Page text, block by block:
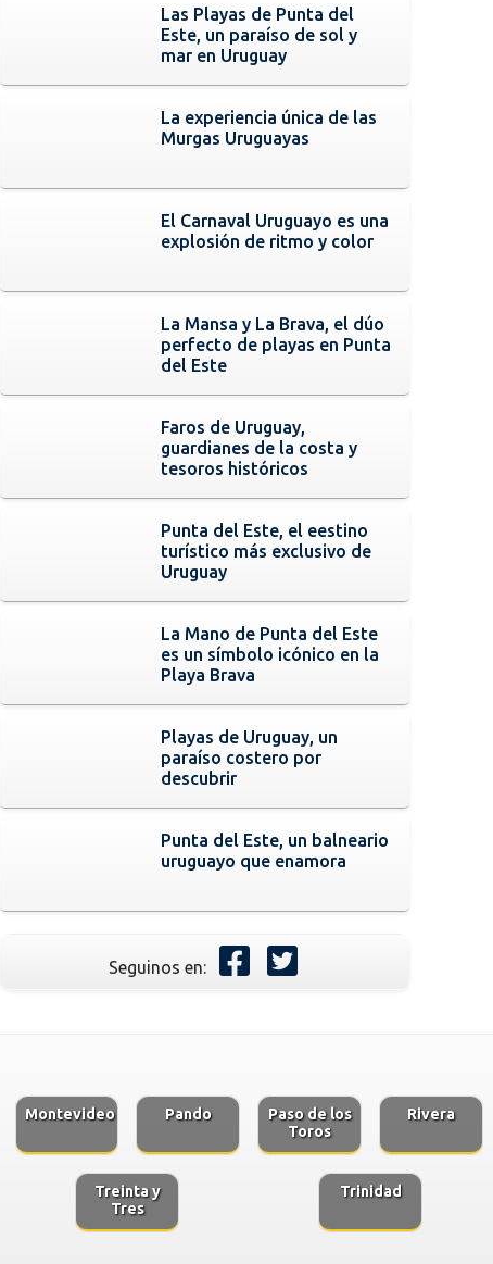
Las Playas de Punta del
Este, un paraíso de sol y
mar en Uruguay
La experiencia única de las
Murgas Uruguayas
El Carnaval Uruguayo es una
explosión de ritmo y color
La Mansa y La Brava, el dúo
perfecto de playas en Punta
del Este
Faros de Uruguay,
guardianes de la costa y
tesoros históricos
Punta del Este, el eestino
turístico más exclusivo de
Uruguay
La Mano de Punta del Este
es un símbolo icónico en la
Playa Brava
Playas de Uruguay, un
paraíso costero por
descubrir
Punta del Este, un balneario
uruguayo que enamora
Seguinos en:
Montevideo Pando
Paso de los
Toros
Rivera
Treinta y
Tres
Trinidad